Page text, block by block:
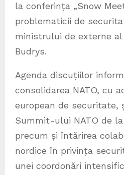
la conferința „Snow
problematicii de
ministrului de externe
Budrys.
Agenda discuțiilor
consolidarea NATO, cu
european de securitate,
Summit-ului NATO de
precum și întărirea
nordice în privința
unei coordonări